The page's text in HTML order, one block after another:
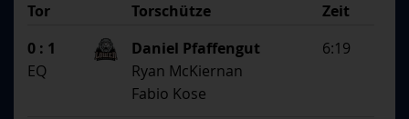
Tor Zeit
Torschütze
1. Assistent
2. Assistent
SS
0 : 1 6:19
Daniel Pfaffengut
Ryan McKiernan
Fabio Kose
EQ